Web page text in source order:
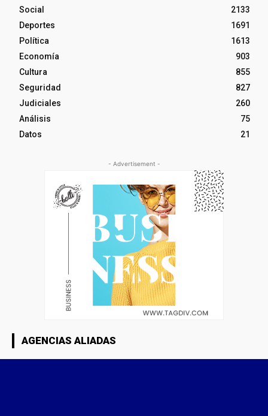
Social
2133
Deportes
1691
Política
1613
Economía
903
Cultura
855
Seguridad
827
Judiciales
260
Análisis
75
Datos
21
- Advertisement -
AGENCIAS ALIADAS